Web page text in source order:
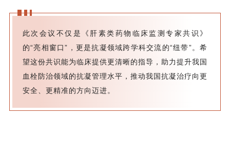
此次会议不仅是《肝素类药物临床监测专家共识》
的“亮相窗口”，更是抗凝领域跨学科交流的“纽带”。希
望这份共识能为临床提供更清晰的指导，助力提升我国
血栓防治领域的抗凝管理水平，推动我国抗凝治疗向更
安全、更精准的方向迈进。